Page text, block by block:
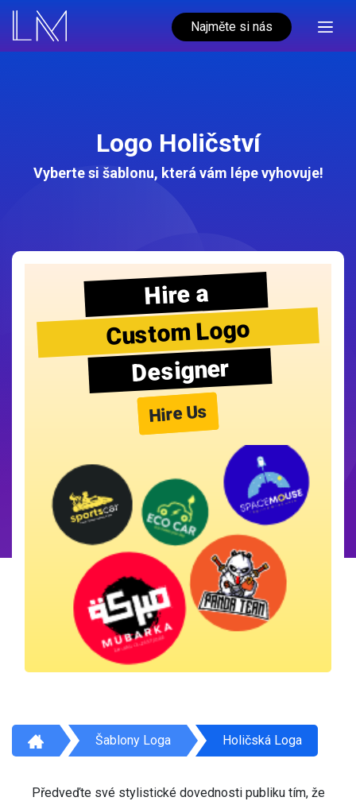
Najměte si nás
Logo Holičství
Vyberte si šablonu, která vám lépe vyhovuje!
Hire a
Custom Logo
Designer
Hire Us
Šablony Loga Holičská Loga
Předveďte své stylistické dovednosti publiku tím, že